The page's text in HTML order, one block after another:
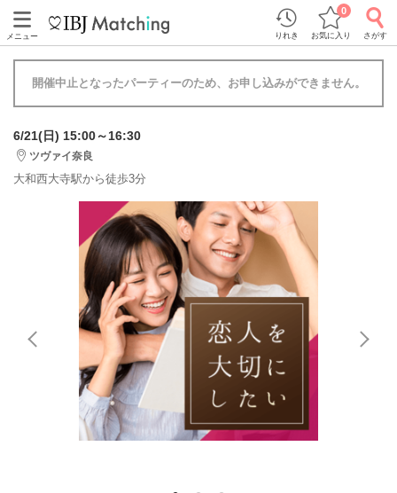
メニュー りれき お気に入り
0
さがす
開催中止となったパーティーのため、お申し込みができません。
6/21(日) 15:00～16:30
ツヴァイ奈良
大和西大寺駅から徒歩3分